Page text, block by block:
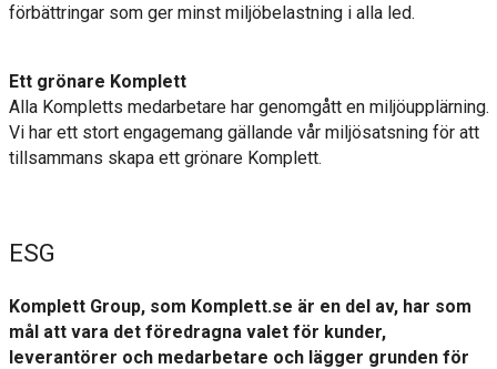
förbättringar som ger minst miljöbelastning i alla led.
Ett grönare Komplett
Alla Kompletts medarbetare har genomgått en miljöupplärning.
Vi har ett stort engagemang gällande vår miljösatsning för att
tillsammans skapa ett grönare Komplett.
ESG
Komplett Group, som Komplett.se är en del av, har som
mål att vara det föredragna valet för kunder,
leverantörer och medarbetare och lägger grunden för